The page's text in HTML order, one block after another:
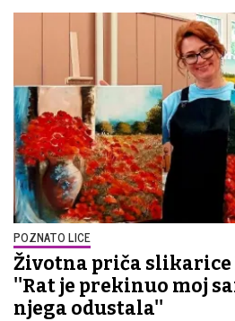
POZNATO LICE
Životna priča slikarice
''Rat je prekinuo moj
njega odustala''